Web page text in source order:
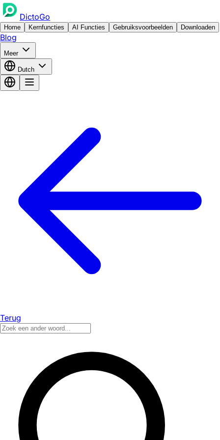
DictoGo
Home Kernfuncties AI Functies Gebruiksvoorbeelden Downloaden
Blog
Meer
Dutch
Terug